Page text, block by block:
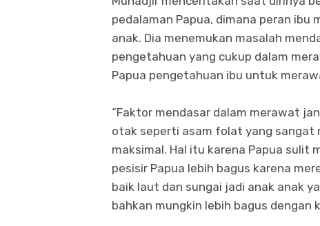
pedalaman Papua, dimana peran
anak. Dia menemukan masalah
pengetahuan yang cukup dalam
Papua pengetahuan ibu untuk
“Faktor mendasar dalam merawat
otak seperti asam folat yang sangat
maksimal. Hal itu karena Papua sulit
pesisir Papua lebih bagus karena
baik laut dan sungai jadi anak anak
bahkan mungkin lebih bagus dengan